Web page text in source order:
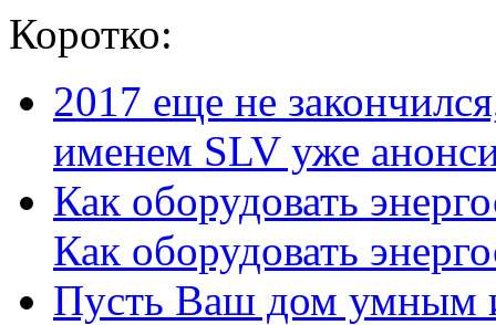
Коротко:
2017 еще не
именем SLV уже
Как оборудовать
Как оборудовать
Пусть Ваш дом умным